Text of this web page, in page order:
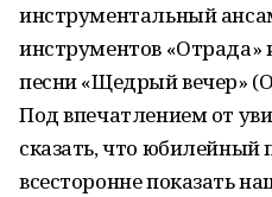
инструментальный
инструментов «Отрада»
песни «Щедрый вечер»
Под впечатлением от
сказать, что юбилейный
всесторонне показать